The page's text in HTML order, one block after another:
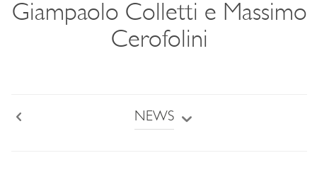
Giampaolo Colletti e Massimo
Cerofolini
NEWS